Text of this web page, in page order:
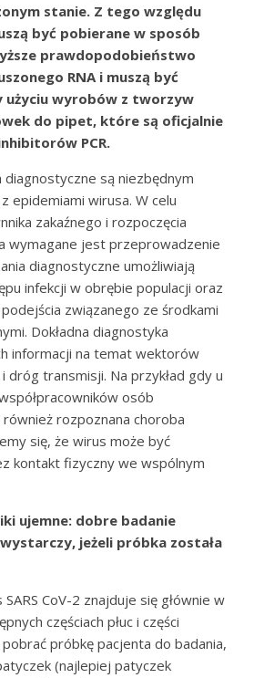
stanie. Z tego względu
być pobierane w sposób
prawdopodobieństwo
RNA i muszą być
użyciu wyrobów z tworzyw
do pipet, które są oficjalnie
PCR.
diagnostyczne są niezbędnym
epidemiami wirusa. W celu
zakaźnego i rozpoczęcia
wymagane jest przeprowadzenie
diagnostyczne umożliwiają
infekcji w obrębie populacji oraz
związanego ze środkami
Dokładna diagnostyka
informacji na temat wektorów
dróg transmisji. Na przykład gdy u
osób
rozpoznana choroba
się, że wirus może być
kontakt fizyczny we wspólnym
ujemne: dobre badanie
jeżeli próbka została
CoV-2 znajduje się głównie w
częściach płuc i części
próbkę pacjenta do badania,
(najlepiej patyczek